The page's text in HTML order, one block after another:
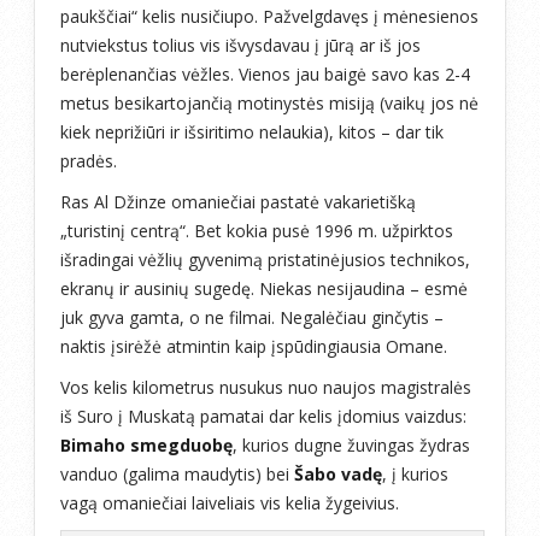
paukščiai“ kelis nusičiupo. Pažvelgdavęs į mėnesienos
nutviekstus tolius vis išvysdavau į jūrą ar iš jos
berėplenančias vėžles. Vienos jau baigė savo kas 2-4
metus besikartojančią motinystės misiją (vaikų jos nė
kiek neprižiūri ir išsiritimo nelaukia), kitos – dar tik
pradės.
Ras Al Džinze omaniečiai pastatė vakarietišką
„turistinį centrą“. Bet kokia pusė 1996 m. užpirktos
išradingai vėžlių gyvenimą pristatinėjusios technikos,
ekranų ir ausinių sugedę. Niekas nesijaudina – esmė
juk gyva gamta, o ne filmai. Negalėčiau ginčytis –
naktis įsirėžė atmintin kaip įspūdingiausia Omane.
Vos kelis kilometrus nusukus nuo naujos magistralės
iš Suro į Muskatą pamatai dar kelis įdomius vaizdus:
Bimaho smegduobę, kurios dugne žuvingas žydras
vanduo (galima maudytis) bei Šabo vadę, į kurios
vagą omaniečiai laiveliais vis kelia žygeivius.